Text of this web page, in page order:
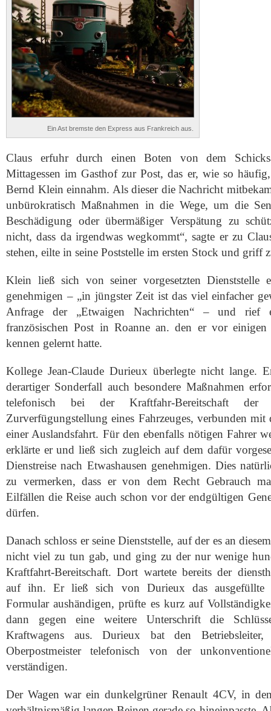
Ein Ast bremste den Express aus Frankreich aus.
Claus erfuhr durch einen Boten von dem
Mittagessen im Gasthof zur Post, das er, wie so
Bernd Klein einnahm. Als dieser die Nachricht
unbürokratisch Maßnahmen in die Wege, um die
Beschädigung oder übermäßiger Verspätung zu
nicht, dass da irgendwas wegkommt“, sagte er zu
stehen, eilte in seine Poststelle im ersten Stock und griff
Klein ließ sich von seiner vorgesetzten Dienststelle
genehmigen – „in jüngster Zeit ist das viel einfacher
Anfrage der „Etwaigen Nachrichten“ – und rief
französischen Post in Roanne an. den er vor
kennen gelernt hatte.
Kollege Jean-Claude Durieux überlegte nicht lange.
derartiger Sonderfall auch besondere Maßnahmen
telefonisch bei der Kraftfahr-Bereitschaft der
Zurverfügungstellung eines Fahrzeuges, verbunden
einer Auslandsfahrt. Für den ebenfalls nötigen Fahrer
erklärte er und ließ sich zugleich auf dem dafür
Dienstreise nach Etwashausen genehmigen. Dies
zu vermerken, dass er von dem Recht Gebrauch
Eilfällen die Reise auch schon vor der endgültigen
dürfen.
Danach schloss er seine Dienststelle, auf der es an
nicht viel zu tun gab, und ging zu der nur wenige
Kraftfahrt-Bereitschaft. Dort wartete bereits der
auf ihn. Er ließ sich von Durieux das ausgefüllte
Formular aushändigen, prüfte es kurz auf
dann gegen eine weitere Unterschrift die
Kraftwagens aus. Durieux bat den Betriebsleiter,
Oberpostmeister telefonisch von der
verständigen.
Der Wagen war ein dunkelgrüner Renault 4CV, in